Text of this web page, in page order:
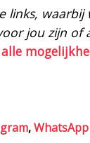
links, waarbij
jou zijn of
,WhatsApp